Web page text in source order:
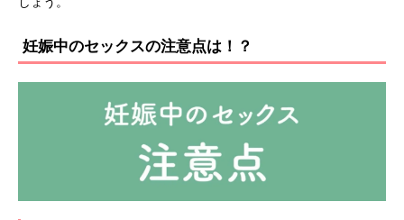
妊娠中のセックスの注意点は！？